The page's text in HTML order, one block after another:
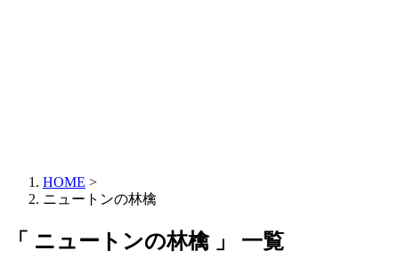
HOME >
ニュートンの林檎
「 ニュートンの林檎 」 一覧